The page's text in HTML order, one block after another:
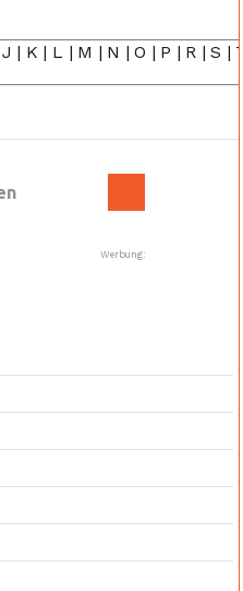
J | K | L | M | N |O | P | R |S |
Werbung: